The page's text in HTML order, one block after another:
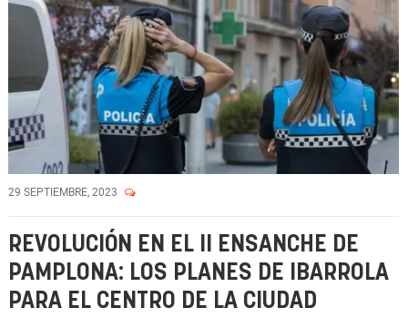
29 SEPTIEMBRE, 2023
REVOLUCIÓN EN EL II ENSANCHE DE
PAMPLONA: LOS PLANES DE IBARROLA
PARA EL CENTRO DE LA CIUDAD